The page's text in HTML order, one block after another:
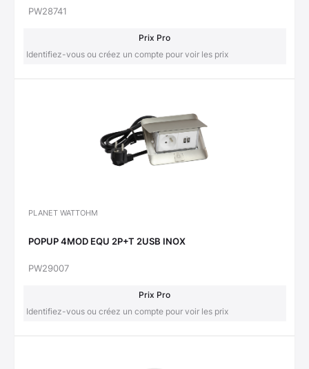
PW28741
Prix Pro
Identifiez-vous ou créez un compte pour voir les prix
PLANET WATTOHM
POPUP 4MOD EQU 2P+T 2USB INOX
PW29007
Prix Pro
Identifiez-vous ou créez un compte pour voir les prix